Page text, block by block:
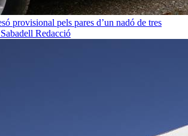
provisional pels pares d’un nadó de tres
Redacció